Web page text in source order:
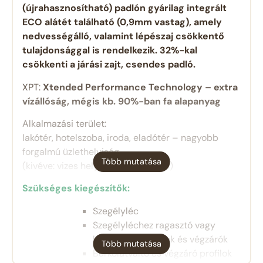
(újrahasznosítható) padlón gyárilag integrált
ECO alátét található (0,9mm vastag), amely
nedvességálló, valamint lépészaj csökkentő
tulajdonsággal is rendelkezik. 32%-kal
csökkenti a járási zajt, csendes padló.
XPT:Xtended Performance Technology – extra
vízállóság, mégis kb. 90%-ban fa alapanyag
Alkalmazási terület:
lakótér, hotelszoba, iroda, eladótér – nagyobb
forgalmú üzlethelyiség
(kivéve: vizes helyiség-fürdőszoba)
Több mutatása
Szükséges kiegészítők:
Szegélyléc
Szegélyléchez ragasztó vagy
klipsz, sarokelemek és végzárók
Burkolatváltó és végzáró profilok
Több mutatása